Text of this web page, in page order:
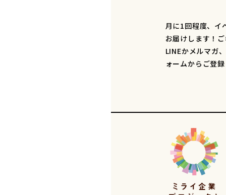
月に1回程度、イ
お届けします！
LINEかメルマガ
ォームからご登